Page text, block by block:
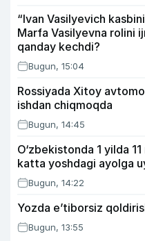
“Ivan Vasilyevich
Marfa Vasilyevna rolini
qanday kechdi?
Bugun, 15:04
Rossiyada Xitoy
ishdan chiqmoqda
Bugun, 14:45
O‘zbekistonda 1 yilda
katta yoshdagi ayolga
Bugun, 14:22
Yozda e’tiborsiz
Bugun, 13:55